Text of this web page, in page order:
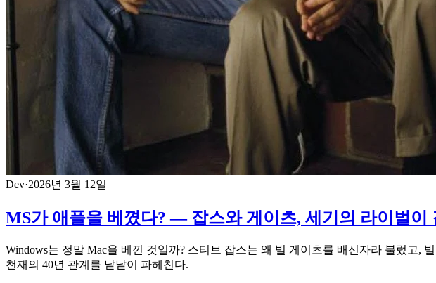
Dev·2026년 3월 12일
MS가 애플을 베꼈다? — 잡스와 게이츠, 세기의 라이벌이
Windows는 정말 Mac을 베낀 것일까? 스티브 잡스는 왜 빌 게이츠를 배신자라 불렀고,
천재의 40년 관계를 낱낱이 파헤친다.